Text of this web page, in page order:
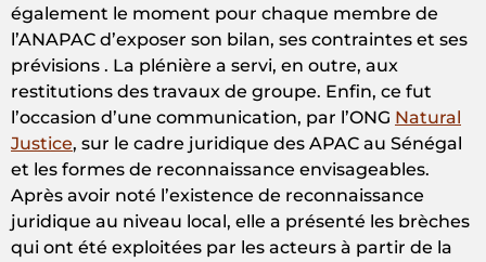
également le moment pour chaque membre de
l’ANAPAC d’exposer son bilan, ses contraintes et ses
prévisions . La plénière a servi, en outre, aux
restitutions des travaux de groupe. Enfin, ce fut
l’occasion d’une communication, par l’ONG Natural
Justice, sur le cadre juridique des APAC au Sénégal
et les formes de reconnaissance envisageables.
Après avoir noté l’existence de reconnaissance
juridique au niveau local, elle a présenté les brèches
qui ont été exploitées par les acteurs à partir de la